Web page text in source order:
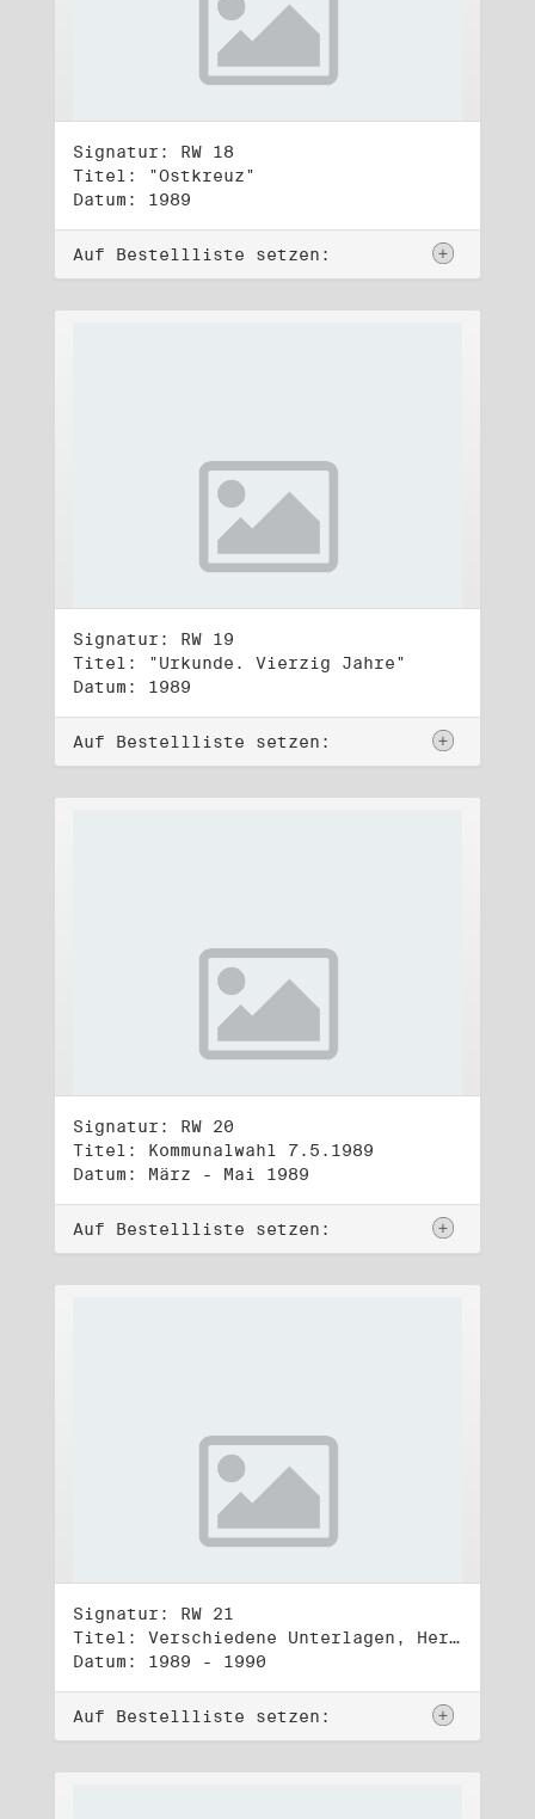
Signatur: RW 18
Titel: "Ostkreuz"
Datum: 1989
Auf Bestellliste setzen:
Signatur: RW 19
Titel: "Urkunde. Vierzig Jahre"
Datum: 1989
Auf Bestellliste setzen:
Signatur: RW 20
Titel: Kommunalwahl 7.5.1989
Datum: März - Mai 1989
Auf Bestellliste setzen:
Signatur: RW 21
Titel: Verschiedene Unterlagen, Herbst 1989 bis Herbst 1990
Datum: 1989 - 1990
Auf Bestellliste setzen: